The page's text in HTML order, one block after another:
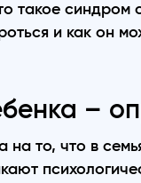
такое синдром
и как он
–
на то, что в